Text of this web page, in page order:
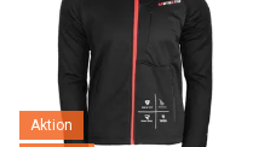
Aktion